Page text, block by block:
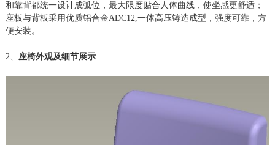
和靠背都统一设计成弧位，最大限度贴合人体曲线，使坐感更舒适；
座板与背板采用优质铝合金ADC12,一体高压铸造成型，强度可靠，方
便安装。
2、 座椅外观及细节展示